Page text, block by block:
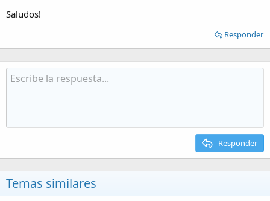
Saludos!
Responder
Responder
Temas similares